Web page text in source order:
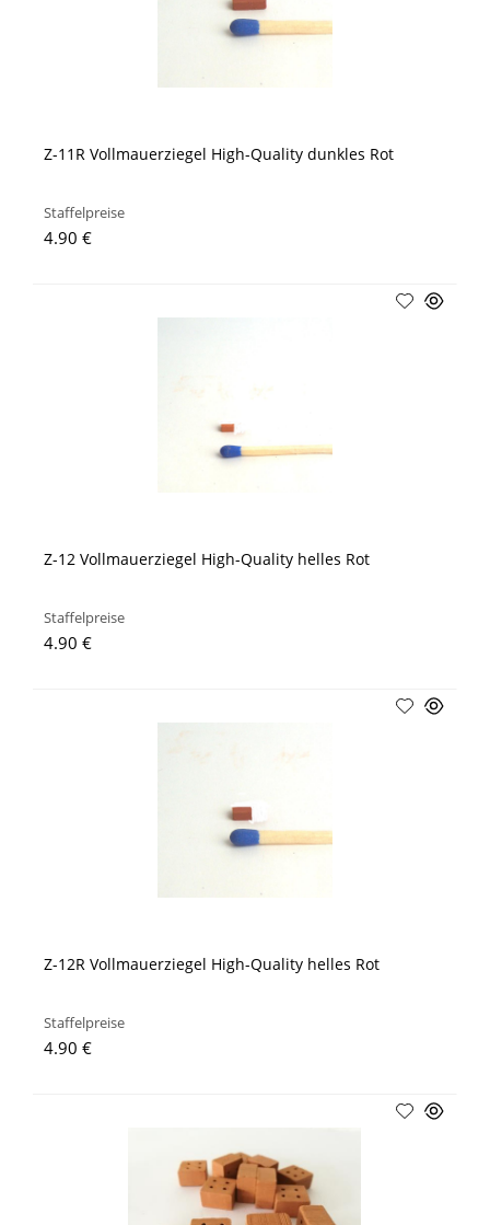
Z-11R Vollmauerziegel High-Quality dunkles Rot
Staffelpreise
4.90 €
Z-12 Vollmauerziegel High-Quality helles Rot
Staffelpreise
4.90 €
Z-12R Vollmauerziegel High-Quality helles Rot
Staffelpreise
4.90 €